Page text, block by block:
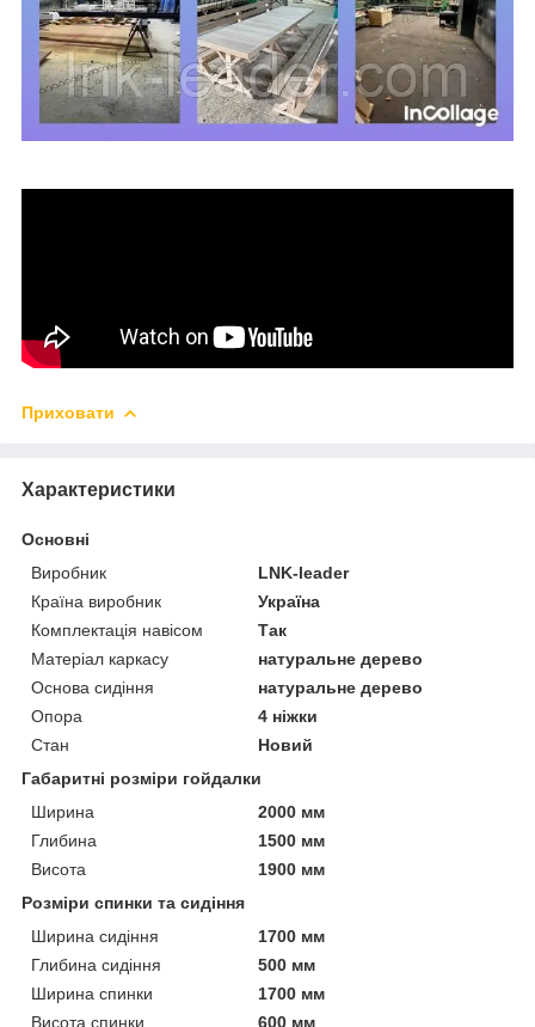
Приховати
Характеристики
Основні
Виробник
LNK-leader
Країна виробник
Україна
Комплектація навісом
Так
Матеріал каркасу
натуральне дерево
Основа сидіння
натуральне дерево
Опора
4 ніжки
Стан
Новий
Габаритні розміри гойдалки
Ширина
2000 мм
Глибина
1500 мм
Висота
1900 мм
Розміри спинки та сидіння
Ширина сидіння
1700 мм
Глибина сидіння
500 мм
Ширина спинки
1700 мм
Висота спинки
600 мм